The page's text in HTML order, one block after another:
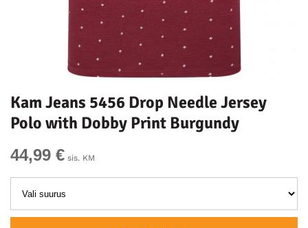
Kam Jeans 5456 Drop Needle Jersey
Polo with Dobby Print Burgundy
44,99 € sis. KM